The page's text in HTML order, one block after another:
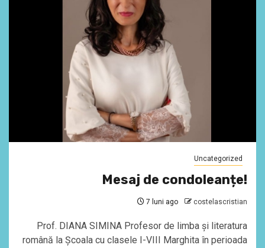
Uncategorized
Mesaj de condoleanțe!
7 luni ago costelascristian
Prof. DIANA SIMINA Profesor de limba și literatura
română la Școala cu clasele I-VIII Marghita în perioada